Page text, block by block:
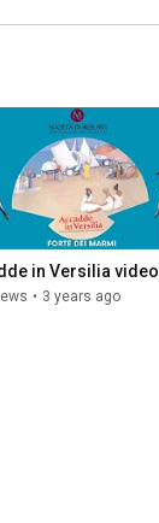
in Versilia video
• 3 years ago